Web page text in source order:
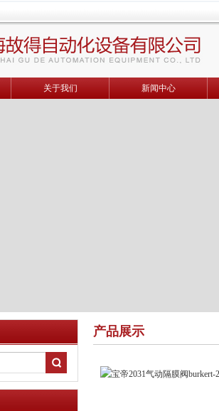
关于我们 新闻中心
产品展示